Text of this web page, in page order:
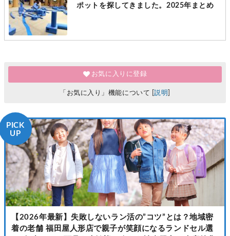
ポットを探してきました。2025年まとめ
お気に入りに登録
「お気に入り」機能について [説明]
PICK
UP
【2026年最新】失敗しないラン活の”コツ”とは？地域密
着の老舗 福田屋人形店で親子が笑顔になるランドセル選